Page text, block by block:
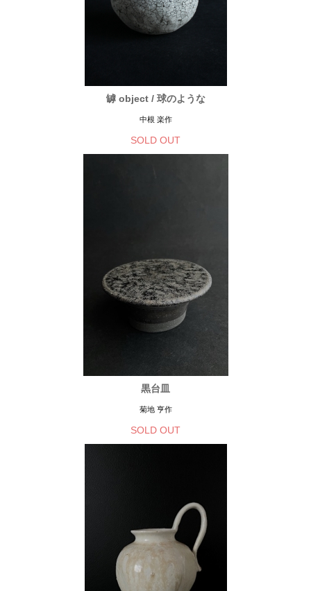
罅 object / 球のような
中根 楽作
SOLD OUT
黒台皿
菊地 亨作
SOLD OUT